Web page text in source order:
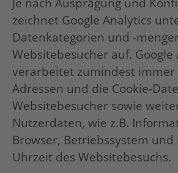
zeichnet Google Analytics
Datenkategorien und -
Websitebesucher auf. Google
verarbeitet zumindest immer
Adressen und die Cookie-
Websitebesucher sowie
Nutzerdaten, wie z.B.
Browser, Betriebssystem
Uhrzeit des Websitebesuchs.